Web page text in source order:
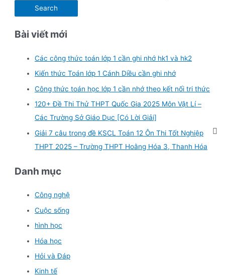
Bài viết mới
Các công thức toán lớp 1 cần ghi nhớ hk1 và hk2
Kiến thức Toán lớp 1 Cánh Diều cần ghi nhớ
Công thức toán học lớp 1 cần nhớ theo kết nối tri thức
120+ Đề Thi Thử THPT Quốc Gia 2025 Môn Vật Lí –
Các Trường Sở Giáo Dục [Có Lời Giải]
Giải 7 câu trong đề KSCL Toán 12 Ôn Thi Tốt Nghiệp
THPT 2025 – Trường THPT Hoằng Hóa 3, Thanh Hóa
Danh mục
Công nghệ
Cuộc sống
hình học
Hóa học
Hỏi và Đáp
Kinh tế